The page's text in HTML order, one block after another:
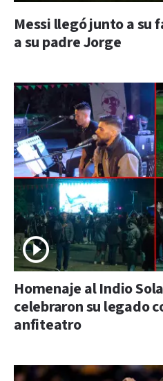
Messi llegó junto a su
a su padre Jorge
Homenaje al Indio
celebraron su legado
anfiteatro